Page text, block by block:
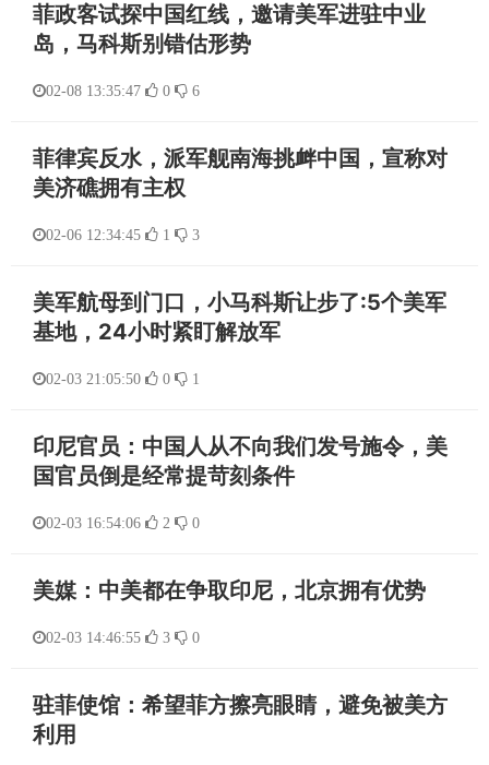
菲政客试探中国红线，邀请美军进驻中业
岛，马科斯别错估形势
02-08 13:35:47 0 6
菲律宾反水，派军舰南海挑衅中国，宣称对
美济礁拥有主权
02-06 12:34:45 1 3
美军航母到门口，小马科斯让步了:5个美军
基地，24小时紧盯解放军
02-03 21:05:50 0 1
印尼官员：中国人从不向我们发号施令，美
国官员倒是经常提苛刻条件
02-03 16:54:06 2 0
美媒：中美都在争取印尼，北京拥有优势
02-03 14:46:55 3 0
驻菲使馆：希望菲方擦亮眼睛，避免被美方
利用